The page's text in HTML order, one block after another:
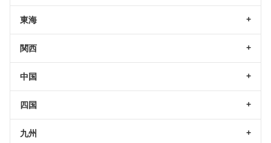
東海
関西
中国
四国
九州